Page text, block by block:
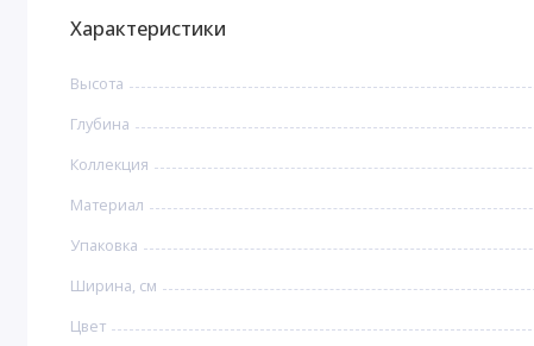
Характеристики
Высота
Глубина
Коллекция
Материал
Упаковка
Ширина, см
Цвет